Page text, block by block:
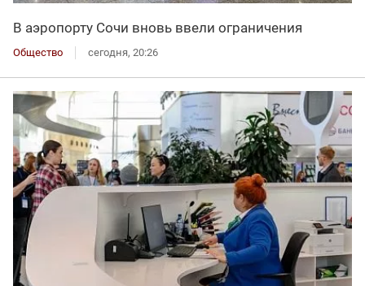
В аэропорту Сочи вновь ввели ограничения
Общество сегодня, 20:26